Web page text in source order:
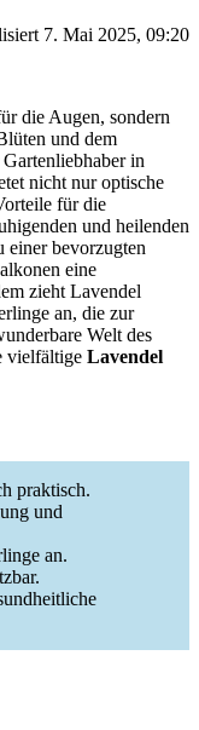
7. Mai 2025, 09:20
die Augen, sondern
und dem
in
nicht nur optische
für die
und heilenden
einer bevorzugten
eine
zieht Lavendel
an, die zur
Welt des
vielfältige Lavendel
praktisch.
und
an.